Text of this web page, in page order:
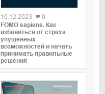
10.12.2023
0
FOMO sapiens. Как
избавиться от страха
упущенных
возможностей и начать
принимать правильные
решения